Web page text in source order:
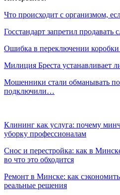
Что происходит с организмом,
Госстандарт запретил
Ошибка в переключении коробки
Милиция Бреста устанавливает
Мошенники стали обманывать по
подключили…
Клининг как услуга: почему
уборку профессионалам
Снос и перестройка: как в
во что это обходится
Ремонт в Минске: как
реальные решения